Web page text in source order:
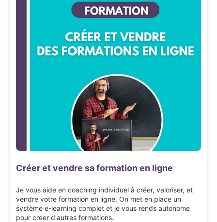
Créer et vendre sa formation en ligne
Je vous aide en coaching individuel à créer, valoriser, et
vendre votre formation en ligne. On met en place un
système e-learning complet et je vous rends autonome
pour créer d'autres formations.